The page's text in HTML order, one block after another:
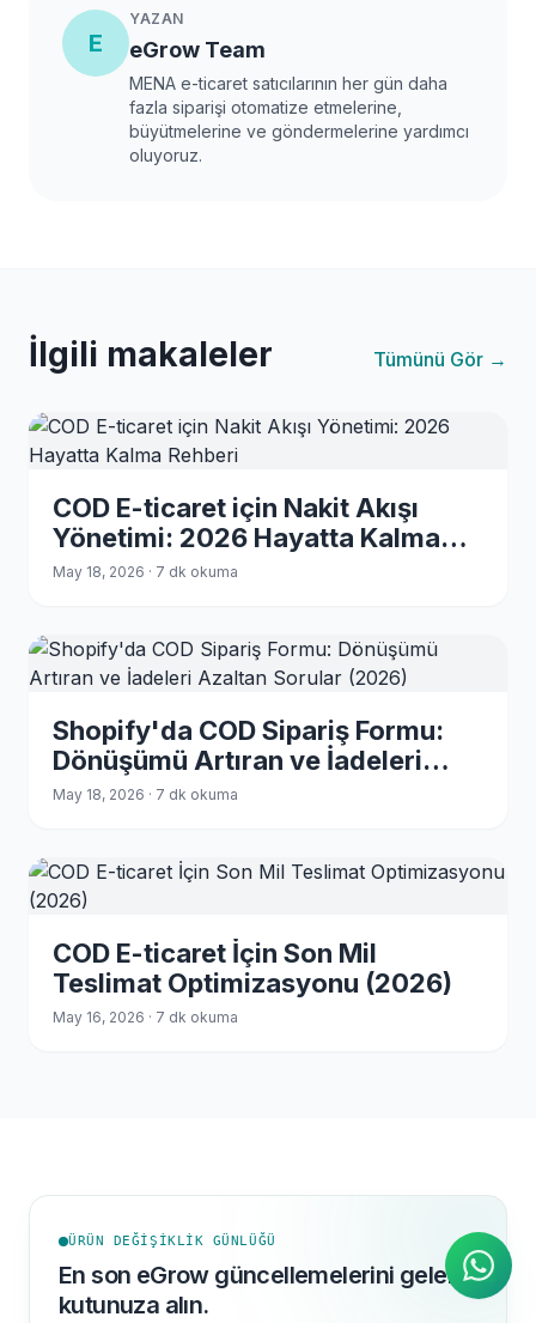
E
YAZAN
eGrow Team
MENA e-ticaret satıcılarının her gün daha
fazla siparişi otomatize etmelerine,
büyütmelerine ve göndermelerine yardımcı
oluyoruz.
İlgili makaleler Tümünü Gör →
COD E-ticaret için Nakit Akışı
Yönetimi: 2026 Hayatta Kalma
Rehberi
May 18, 2026 · 7 dk okuma
Shopify'da COD Sipariş Formu:
Dönüşümü Artıran ve İadeleri
Azaltan Sorular (2026)
May 18, 2026 · 7 dk okuma
COD E-ticaret İçin Son Mil
Teslimat Optimizasyonu (2026)
May 16, 2026 · 7 dk okuma
ÜRÜN DEĞIŞIKLIK GÜNLÜĞÜ
En son eGrow güncellemelerini gelen
kutunuza alın.